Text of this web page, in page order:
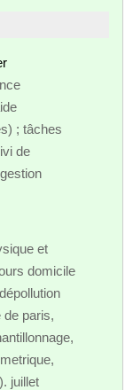
; tâches
de
et
domicile
paris,
juillet